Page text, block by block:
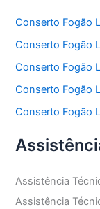
Conserto Fogão
Conserto Fogão
Conserto Fogão
Conserto Fogão
Conserto Fogão
Assistência
Assistência